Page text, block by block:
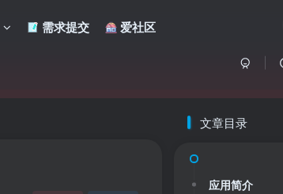
需求提交 爱社区
文章目录
应用简介